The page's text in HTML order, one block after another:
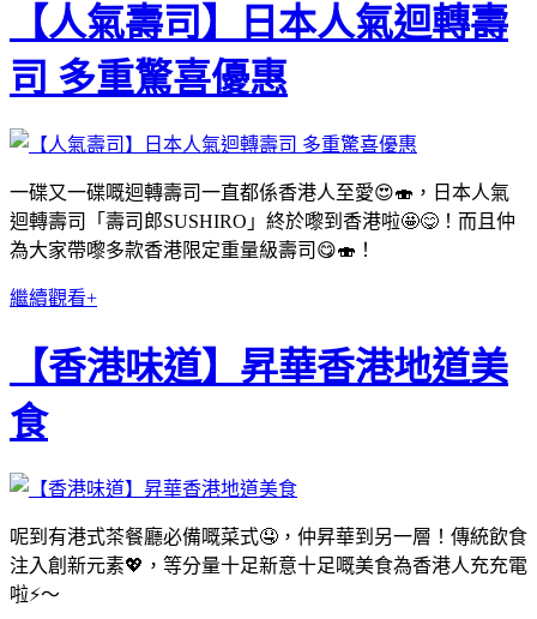
【人氣壽司】日本人氣迴轉壽
司 多重驚喜優惠
一碟又一碟嘅迴轉壽司一直都係香港人至愛😍🍣，日本人氣
迴轉壽司「壽司郎SUSHIRO」終於嚟到香港啦🤩😋！而且仲
為大家帶嚟多款香港限定重量級壽司😋🍣！
繼續觀看+
【香港味道】昇華香港地道美
食
呢到有港式茶餐廳必備嘅菜式🤤，仲昇華到另一層！傳統飲食
注入創新元素💖，等分量十足新意十足嘅美食為香港人充充電
啦⚡️～